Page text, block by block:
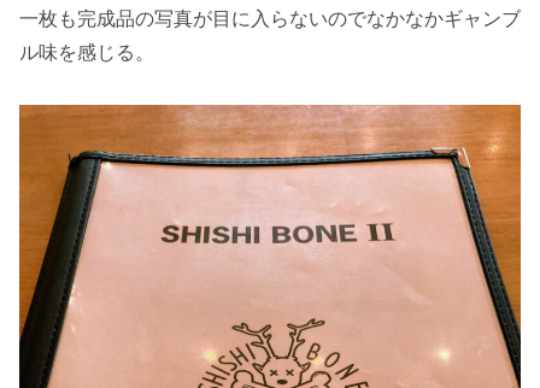
一枚も完成品の写真が目に入らないのでなかなかギャンブ
ル味を感じる。